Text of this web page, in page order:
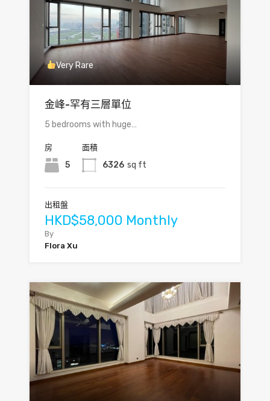
Very Rare
金峰-罕有三層單位
5 bedrooms with huge…
房
5
面積
6326 sq ft
出租盤
HKD$58,000 Monthly
By
Flora Xu